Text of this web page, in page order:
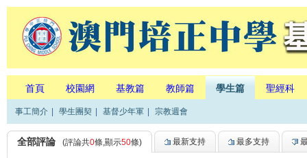
首頁 校園網 基教篇 教師篇 學生篇 聖經科
事工簡介 學生團契 基督少年軍 宗教週會
全部評論 (評論共0條,顯示50條) 最新支持 最多支持